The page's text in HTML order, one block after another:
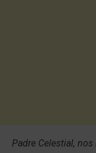
Padre Celestial,